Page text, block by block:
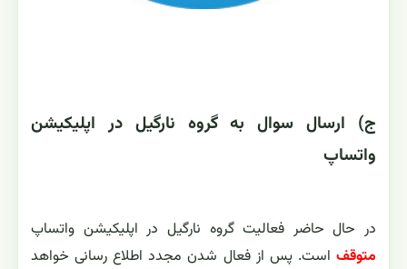
ج) ارسال سوال به گروه نارگیل در اپلیکیشن
واتساپ
در حال حاضر فعالیت گروه نارگیل در اپلیکیشن واتساپ
متوقفاست. پس از فعال شدن مجدد اطلاع رسانی خواهد